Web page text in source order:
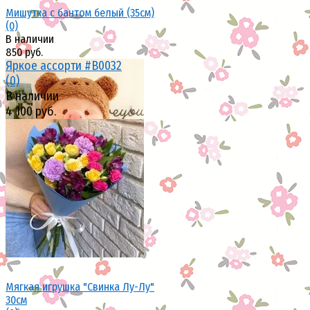
избранное сравнить
Мишутка с бантом белый (35см)
(0)
В наличии
850 руб.
Мягкая игрушка "Свинка Лу-Лу"
30см
избранное сравнить
Яркое ассорти #В0032
(0)
В наличии
4 100 руб.